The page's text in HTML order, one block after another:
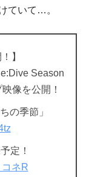
ていて…。
】
Season
像を公開！
の季節」
定！
ネR